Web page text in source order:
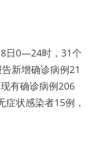
8日0—24时，31个
新增确诊病例21
有确诊病例206
状感染者15例，